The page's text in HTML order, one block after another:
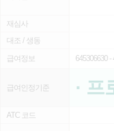
재심사
대조 / 생동
급여정보
645306630-
급여인정기준 · 프
ATC 코드